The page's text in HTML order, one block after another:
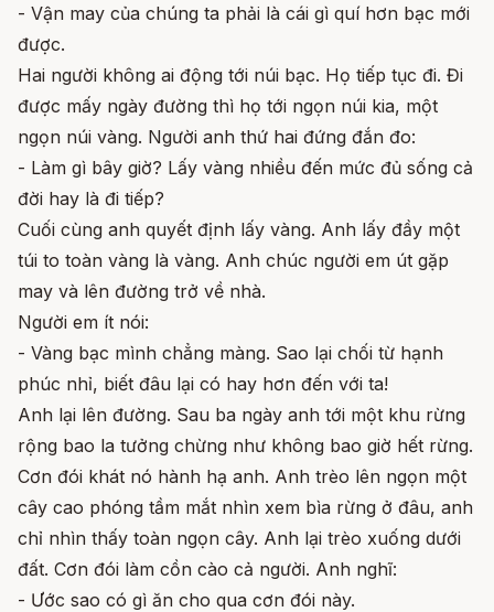
- Vận may của chúng ta phải là cái gì quí hơn bạc mới
được.
Hai người không ai động tới núi bạc. Họ tiếp tục đi. Đi
được mấy ngày đường thì họ tới ngọn núi kia, một
ngọn núi vàng. Người anh thứ hai đứng đắn đo:
- Làm gì bây giờ? Lấy vàng nhiều đến mức đủ sống cả
đời hay là đi tiếp?
Cuối cùng anh quyết định lấy vàng. Anh lấy đầy một
túi to toàn vàng là vàng. Anh chúc người em út gặp
may và lên đường trở về nhà.
Người em ít nói:
- Vàng bạc mình chẳng màng. Sao lại chối từ hạnh
phúc nhỉ, biết đâu lại có hay hơn đến với ta!
Anh lại lên đường. Sau ba ngày anh tới một khu rừng
rộng bao la tưởng chừng như không bao giờ hết rừng.
Cơn đói khát nó hành hạ anh. Anh trèo lên ngọn một
cây cao phóng tầm mắt nhìn xem bìa rừng ở đâu, anh
chỉ nhìn thấy toàn ngọn cây. Anh lại trèo xuống dưới
đất. Cơn đói làm cồn cào cả người. Anh nghĩ:
- Ước sao có gì ăn cho qua cơn đói này.